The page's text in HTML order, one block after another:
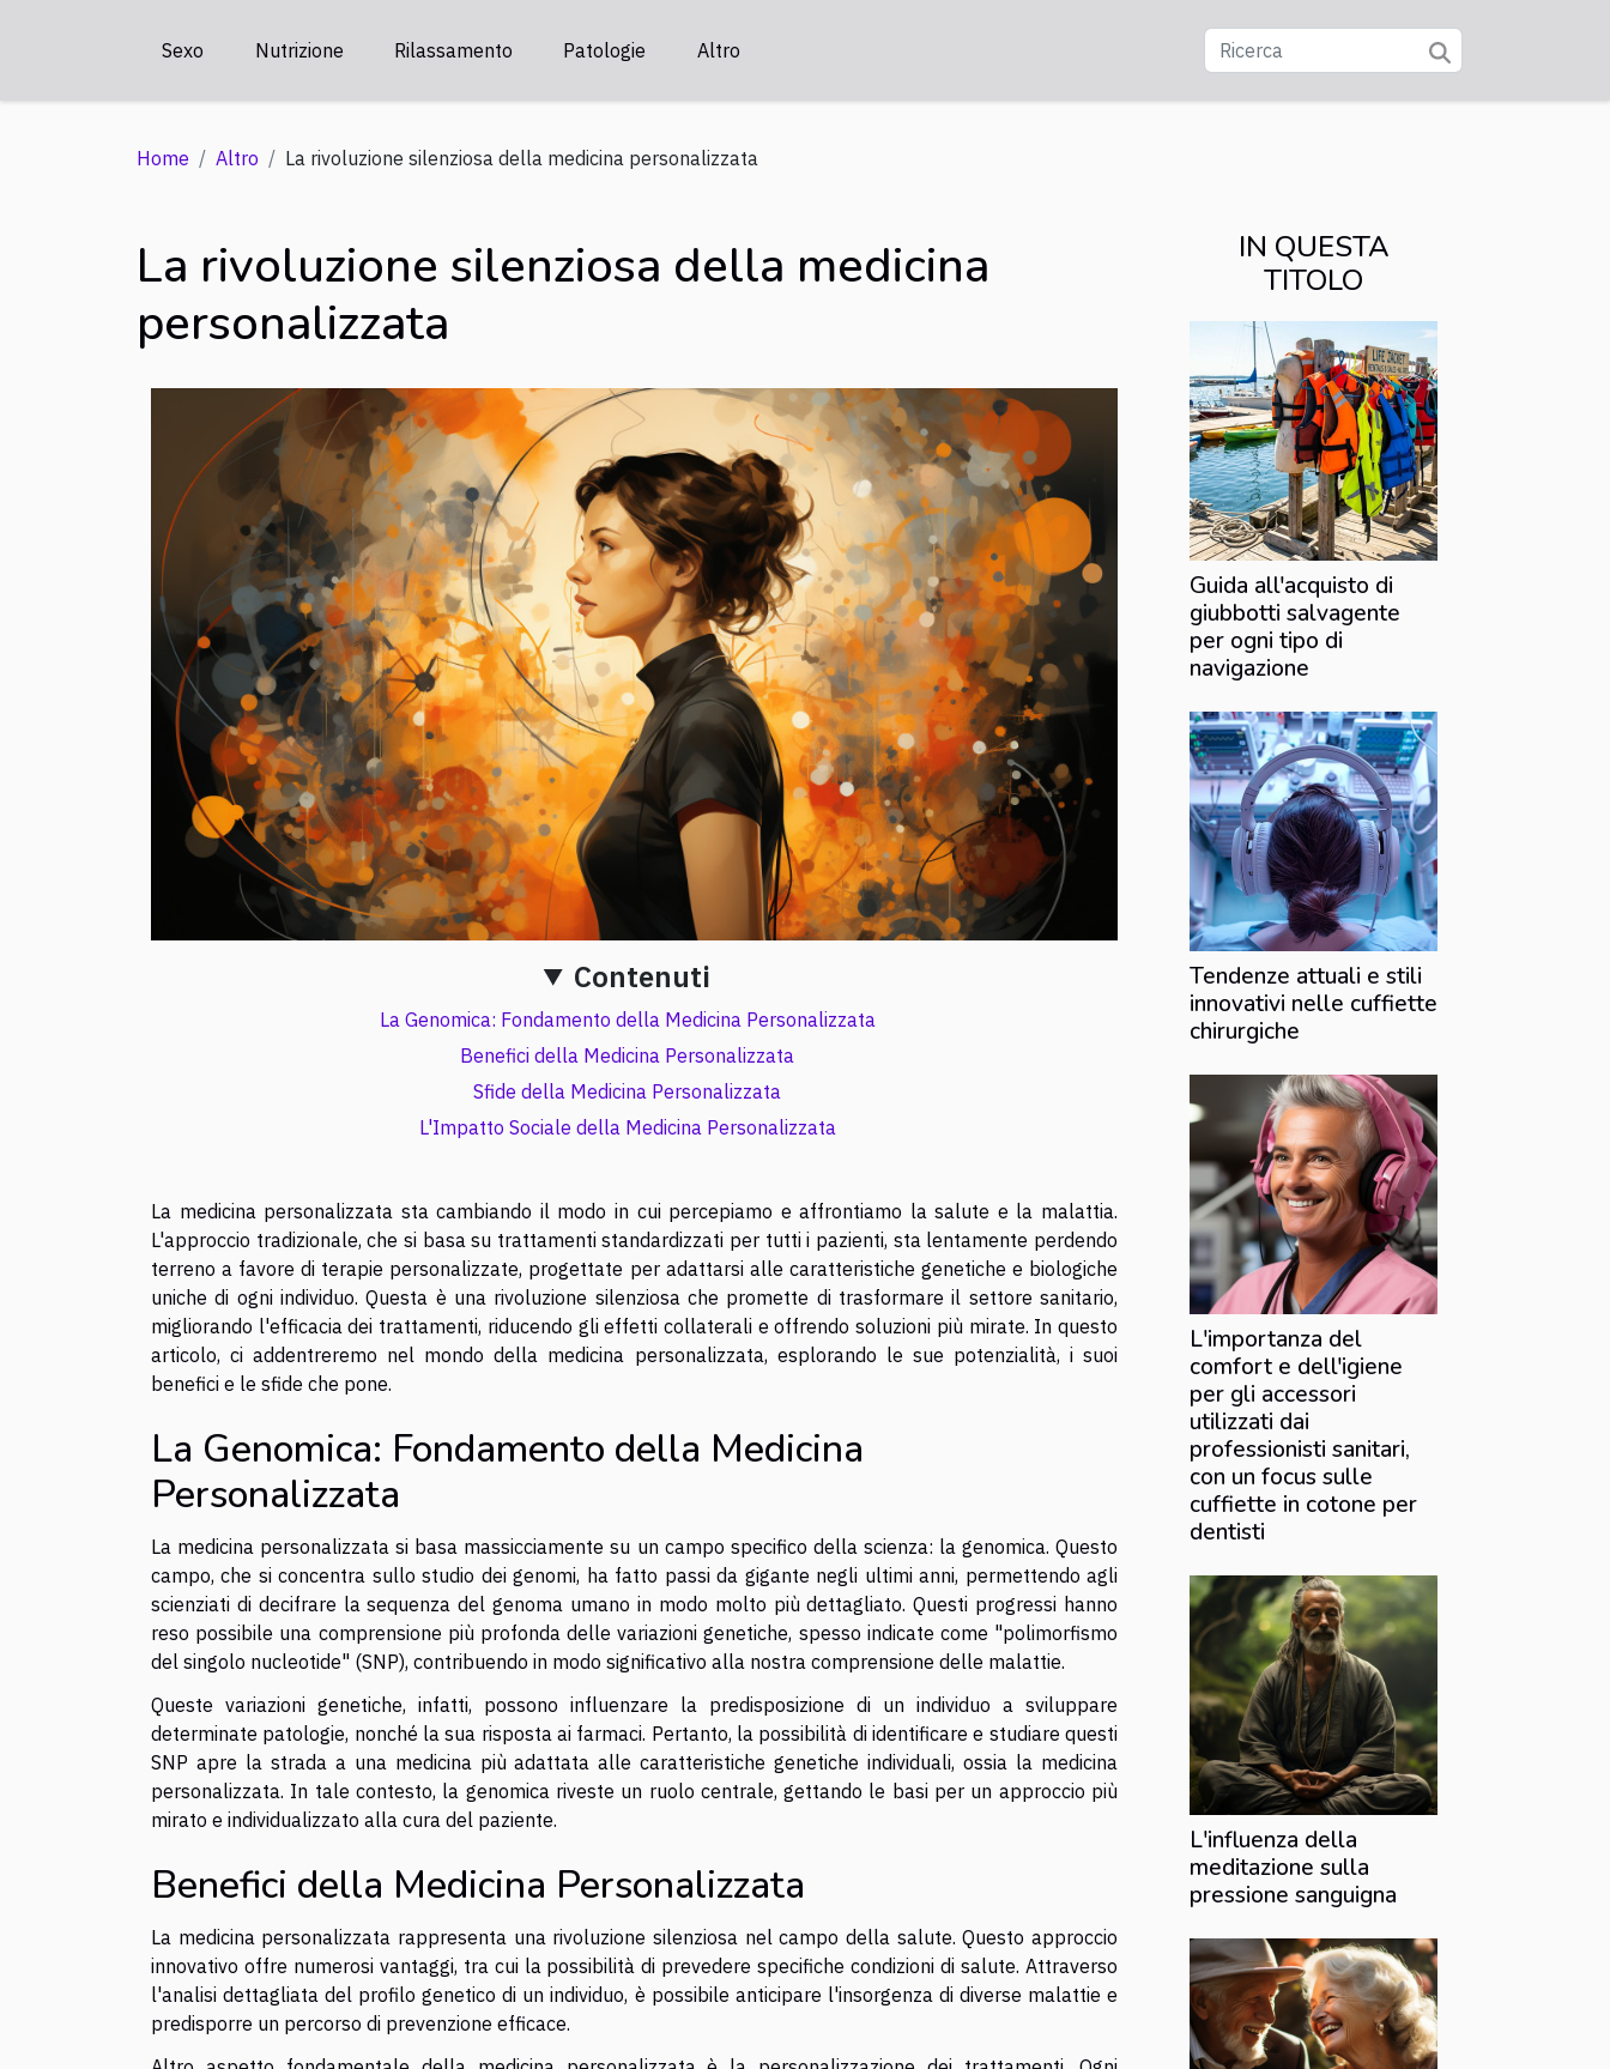
Sexo Nutrizione Rilassamento Patologie Altro
Home Altro La rivoluzione silenziosa della medicina personalizzata
La rivoluzione silenziosa della medicina
personalizzata
Contenuti
La Genomica: Fondamento della Medicina Personalizzata
Benefici della Medicina Personalizzata
Sfide della Medicina Personalizzata
L'Impatto Sociale della Medicina Personalizzata
La medicina personalizzata sta cambiando il modo in cui percepiamo e affrontiamo la salute e la malattia.
L'approccio tradizionale, che si basa su trattamenti standardizzati per tutti i pazienti, sta lentamente perdendo
terreno a favore di terapie personalizzate, progettate per adattarsi alle caratteristiche genetiche e biologiche
uniche di ogni individuo. Questa è una rivoluzione silenziosa che promette di trasformare il settore sanitario,
migliorando l'efficacia dei trattamenti, riducendo gli effetti collaterali e offrendo soluzioni più mirate. In questo
articolo, ci addentreremo nel mondo della medicina personalizzata, esplorando le sue potenzialità, i suoi
benefici e le sfide che pone.
La Genomica: Fondamento della Medicina
Personalizzata
La medicina personalizzata si basa massicciamente su un campo specifico della scienza: la genomica. Questo
campo, che si concentra sullo studio dei genomi, ha fatto passi da gigante negli ultimi anni, permettendo agli
scienziati di decifrare la sequenza del genoma umano in modo molto più dettagliato. Questi progressi hanno
reso possibile una comprensione più profonda delle variazioni genetiche, spesso indicate come "polimorfismo
del singolo nucleotide" (SNP), contribuendo in modo significativo alla nostra comprensione delle malattie.
Queste variazioni genetiche, infatti, possono influenzare la predisposizione di un individuo a sviluppare
determinate patologie, nonché la sua risposta ai farmaci. Pertanto, la possibilità di identificare e studiare questi
SNP apre la strada a una medicina più adattata alle caratteristiche genetiche individuali, ossia la medicina
personalizzata. In tale contesto, la genomica riveste un ruolo centrale, gettando le basi per un approccio più
mirato e individualizzato alla cura del paziente.
Benefici della Medicina Personalizzata
La medicina personalizzata rappresenta una rivoluzione silenziosa nel campo della salute. Questo approccio
innovativo offre numerosi vantaggi, tra cui la possibilità di prevedere specifiche condizioni di salute. Attraverso
l'analisi dettagliata del profilo genetico di un individuo, è possibile anticipare l'insorgenza di diverse malattie e
predisporre un percorso di prevenzione efficace.
IN QUESTA
TITOLO
Guida all'acquisto di
giubbotti salvagente
per ogni tipo di
navigazione
Tendenze attuali e stili
innovativi nelle cuffiette
chirurgiche
L'importanza del
comfort e dell'igiene
per gli accessori
utilizzati dai
professionisti sanitari,
con un focus sulle
cuffiette in cotone per
dentisti
L'influenza della
meditazione sulla
pressione sanguigna